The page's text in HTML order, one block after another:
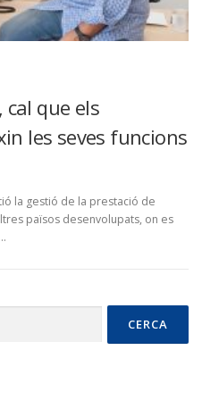
cal que els
les seves funcions
la gestió de la prestació de
països desenvolupats, on es